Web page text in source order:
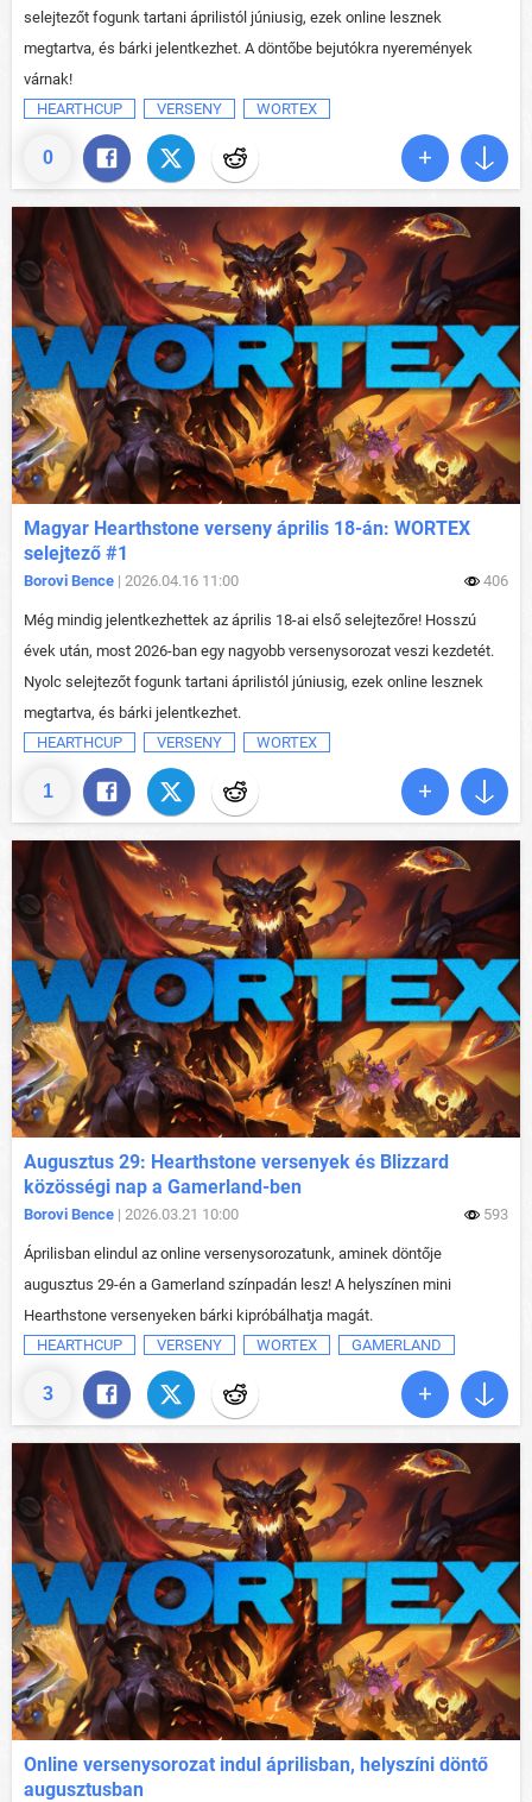
0
selejtezőt fogunk tartani áprilistól júniusig, ezek online lesznek
megtartva, és bárki jelentkezhet. A döntőbe bejutókra nyeremények
várnak!
HEARTHCUP
VERSENY WORTEX
1
Magyar Hearthstone verseny április 18-án: WORTEX
selejtező #1
Borovi Bence | 2026.04.16 11:00 406
Még mindig jelentkezhettek az április 18-ai első selejtezőre! Hosszú
évek után, most 2026-ban egy nagyobb versenysorozat veszi kezdetét.
Nyolc selejtezőt fogunk tartani áprilistól júniusig, ezek online lesznek
megtartva, és bárki jelentkezhet.
HEARTHCUP
VERSENY WORTEX
3
Augusztus 29: Hearthstone versenyek és Blizzard
közösségi nap a Gamerland-ben
Borovi Bence | 2026.03.21 10:00 593
Áprilisban elindul az online versenysorozatunk, aminek döntője
augusztus 29-én a Gamerland színpadán lesz! A helyszínen mini
Hearthstone versenyeken bárki kipróbálhatja magát.
HEARTHCUP
VERSENY WORTEX GAMERLAND
Online versenysorozat indul áprilisban, helyszíni döntő
augusztusban